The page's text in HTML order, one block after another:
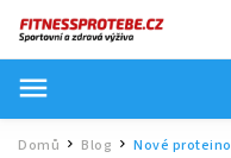
Domů / Blog / Nové